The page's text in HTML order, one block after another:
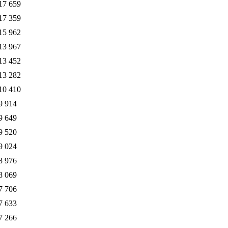
659
359
962
967
452
282
410
914
649
520
024
976
069
706
633
266